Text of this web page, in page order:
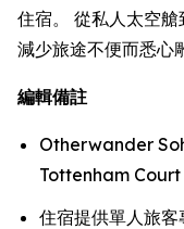
住宿。 從私人太空
減少旅途不便而悉心
編輯備註
Otherwander
Tottenham
住宿提供單人旅